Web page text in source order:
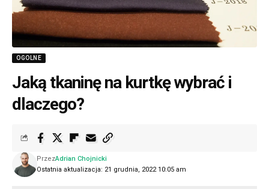
OGOLNE
Jaką tkaninę na kurtkę wybrać i
dlaczego?
Ostatnia aktualizacja: 21 grudnia, 2022 10:05 am
PrzezAdrian Chojnicki